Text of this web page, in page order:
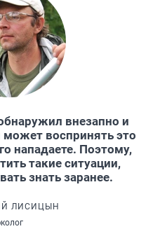
внезапно и
воспринять это
нападаете. Поэтому,
такие ситуации,
знать заранее.
ЛИСИЦЫН